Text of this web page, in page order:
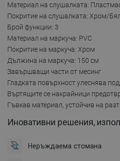
Материал на слушалката:
Покритие на слушалката: Хром/
Брой функции: 3
Материал на маркуча: PVC
Покритие на маркуча: Хром
Дължина на маркуча: 150 см
Завършващи части от месинг
Гладката повърхност улеснява
Въртящите се накрайници
Гъвкав материал, устойчив на
Иновативни решения,
Неръждаема стомана